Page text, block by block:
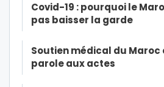
Covid-19 : pourquoi le
pas baisser la garde
Soutien médical du Maroc
parole aux actes